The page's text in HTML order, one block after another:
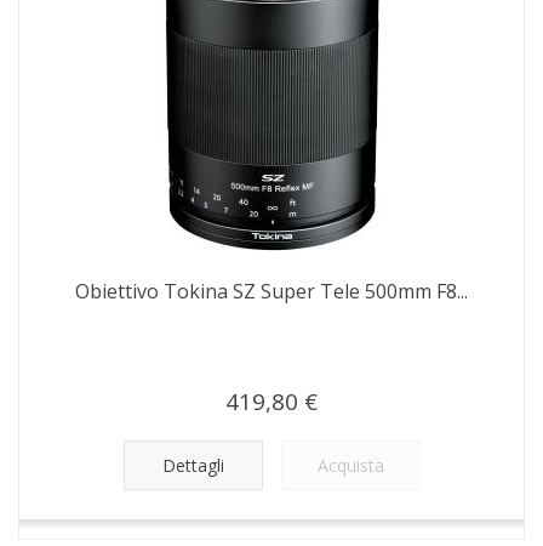
Obiettivo Tokina SZ Super Tele 500mm F8...
419,80 €
Dettagli Acquista